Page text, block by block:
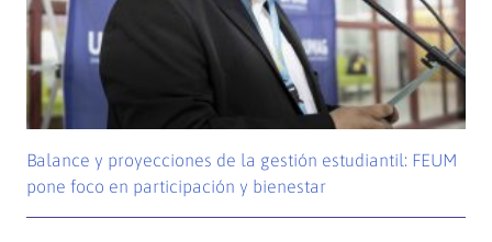
Balance y proyecciones de la gestión estudiantil: FEUM
pone foco en participación y bienestar